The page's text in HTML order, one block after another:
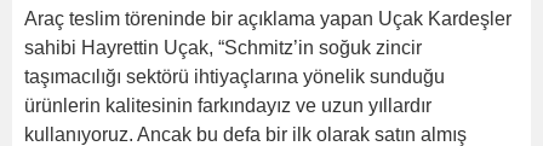
Araç teslim töreninde bir açıklama yapan Uçak Kardeşler
sahibi Hayrettin Uçak, “Schmitz’in soğuk zincir
taşımacılığı sektörü ihtiyaçlarına yönelik sunduğu
ürünlerin kalitesinin farkındayız ve uzun yıllardır
kullanıyoruz. Ancak bu defa bir ilk olarak satın almış